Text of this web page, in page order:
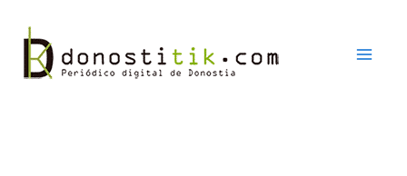
contenido